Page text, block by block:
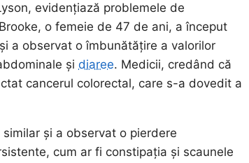
evidențiază problemele de
o femeie de 47 de ani, a început
a observat o îmbunătățire a valorilor
și diaree. Medicii, credând că
cancerul colorectal, care s-a dovedit a
și a observat o pierdere
cum ar fi constipația și scaunele